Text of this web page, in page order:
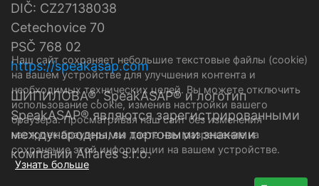
DIČ: CZ27138038
Cetechovice 70
PSČ 768 02
https://speakasap.com
ШИПИЛОВА®, SpeakASAP® и логотип
SpeakASAP® являются зарегистрированными
международными торговыми знаками
компании Alfares s.r.o.
Наш сайт сохраняет небольшие текстовые файлы (cookie)
на вашем устройстве для улучшения контента и
необходимых технических целей. Вы можете отключить
использование cookie, изменив настройки вашего
браузера. Просматривая наш сайт без изменения
настроек браузера, вы даете нам разрешение на
сохранение этой информации на вашем устройстве.
Узнать больше